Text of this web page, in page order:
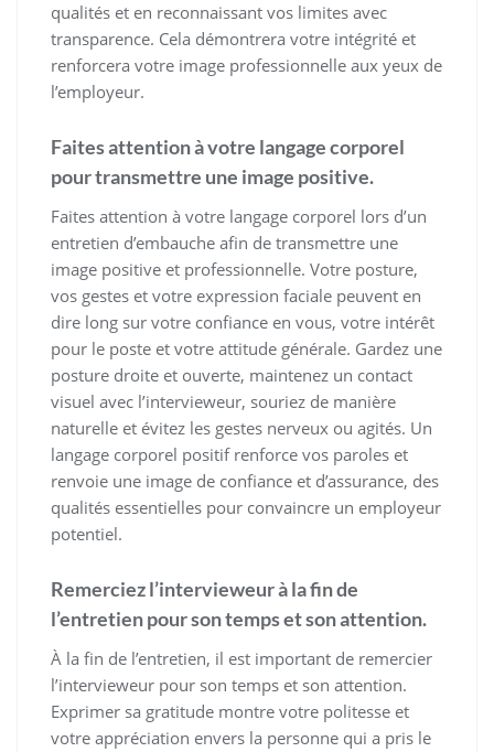
qualités et en reconnaissant vos limites avec
transparence. Cela démontrera votre intégrité et
renforcera votre image professionnelle aux yeux de
l’employeur.
Faites attention à votre langage corporel
pour transmettre une image positive.
Faites attention à votre langage corporel lors d’un
entretien d’embauche afin de transmettre une
image positive et professionnelle. Votre posture,
vos gestes et votre expression faciale peuvent en
dire long sur votre confiance en vous, votre intérêt
pour le poste et votre attitude générale. Gardez une
posture droite et ouverte, maintenez un contact
visuel avec l’intervieweur, souriez de manière
naturelle et évitez les gestes nerveux ou agités. Un
langage corporel positif renforce vos paroles et
renvoie une image de confiance et d’assurance, des
qualités essentielles pour convaincre un employeur
potentiel.
Remerciez l’intervieweur à la fin de
l’entretien pour son temps et son attention.
À la fin de l’entretien, il est important de remercier
l’intervieweur pour son temps et son attention.
Exprimer sa gratitude montre votre politesse et
votre appréciation envers la personne qui a pris le